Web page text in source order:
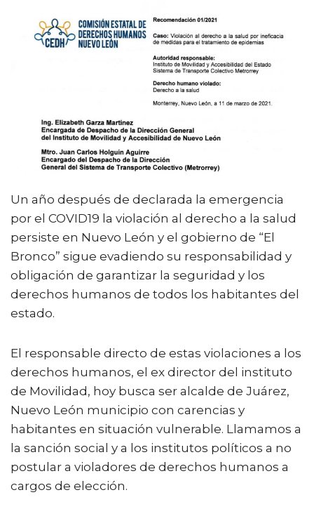
Un año después de declarada la emergencia
por el COVID19 la violación al derecho a la salud
persiste en Nuevo León y el gobierno de “El
Bronco” sigue evadiendo su responsabilidad y
obligación de garantizar la seguridad y los
derechos humanos de todos los habitantes del
estado.
El responsable directo de estas violaciones a los
derechos humanos, el ex director del instituto
de Movilidad, hoy busca ser alcalde de Juárez,
Nuevo León municipio con carencias y
habitantes en situación vulnerable. Llamamos a
la sanción social y a los institutos políticos a no
postular a violadores de derechos humanos a
cargos de elección.